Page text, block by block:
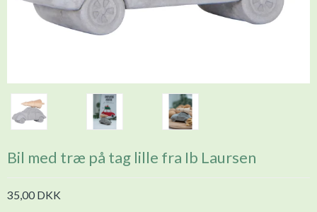
Bil med træ på tag lille fra Ib Laursen
35,00 DKK